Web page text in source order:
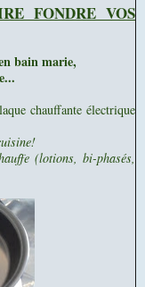
FONDRE VOS
bain marie,
chauffante électrique
(lotions, bi-phasés,